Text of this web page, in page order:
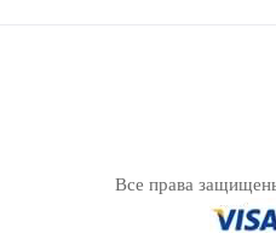
Все права